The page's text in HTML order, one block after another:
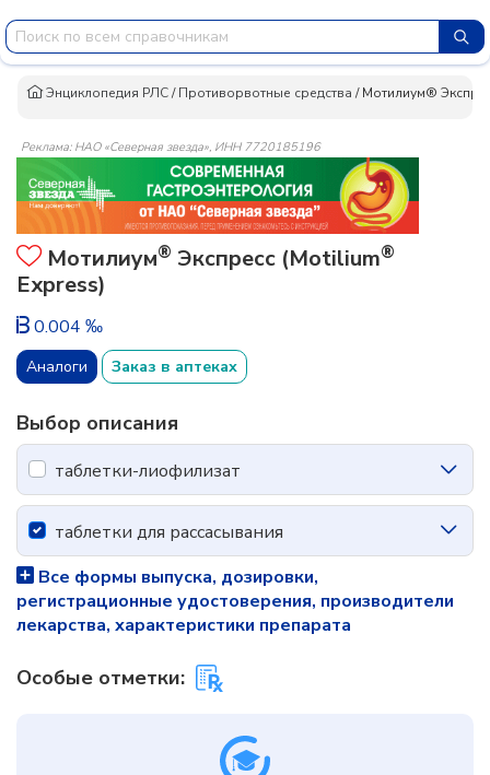
Энциклопедия РЛС/Противорвотные средства /Мотилиум®
Реклама: НАО «Северная звезда», ИНН 7720185196
Мотилиум® Экспресс (Motilium®
Express)
0.004 ‰
Аналоги Заказ в аптеках
Выбор описания
таблетки-лиофилизат
таблетки для рассасывания
Все формы выпуска, дозировки,
регистрационные удостоверения, производители
лекарства, характеристики препарата
Особые отметки: